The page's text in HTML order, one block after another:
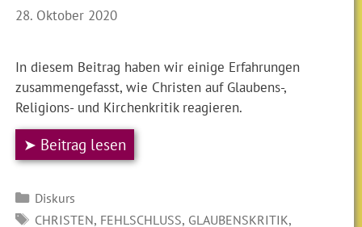
28. Oktober 2020
In diesem Beitrag haben wir einige Erfahrungen
zusammengefasst, wie Christen auf Glaubens-,
Religions- und Kirchenkritik reagieren.
➤ Beitrag lesen
Kategorien
Diskurs
SCHLAGWÖRTER
CHRISTEN, FEHLSCHLUSS, GLAUBENSKRITIK,